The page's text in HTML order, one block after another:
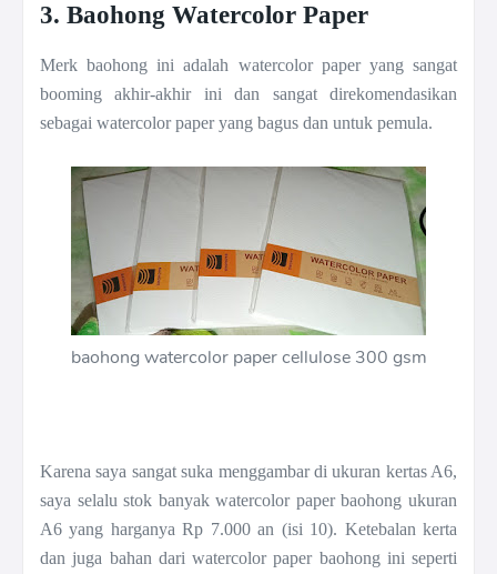
3. Baohong Watercolor Paper
Merk baohong ini adalah watercolor paper yang sangat
booming akhir-akhir ini dan sangat direkomendasikan
sebagai watercolor paper yang bagus dan untuk pemula.
baohong watercolor paper cellulose 300 gsm
Karena saya sangat suka menggambar di ukuran kertas A6,
saya selalu stok banyak watercolor paper baohong ukuran
A6 yang harganya Rp 7.000 an (isi 10). Ketebalan kerta
dan juga bahan dari watercolor paper baohong ini seperti